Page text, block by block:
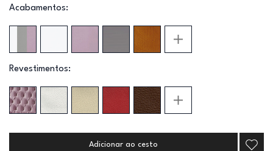
Acabamentos:
Revestimentos:
Adicionar ao cesto